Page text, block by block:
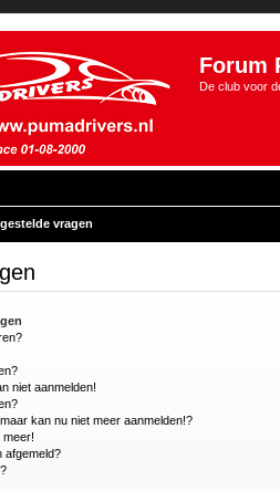
Forum
De club voor
vragen
niet aanmelden!
kan nu niet meer aanmelden!?
meer!
afgemeld?